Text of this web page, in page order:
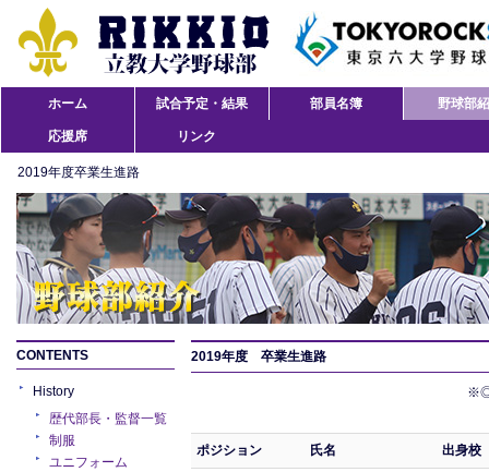
ホーム 試合予定・結果 部員名簿 野球部
応援席 リンク
2019年度卒業生進路
CONTENTS
History
歴代部長・監督一覧
制服
ユニフォーム
2019年度 卒業生進路
※◎
ポジション 氏名 出身校